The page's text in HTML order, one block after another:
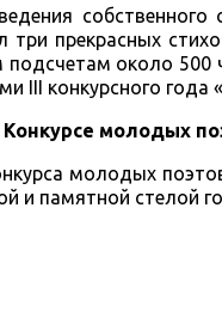
три прекрасных
около 500
III конкурсного
Конкурсе молодых
молодых
и памятной стелой